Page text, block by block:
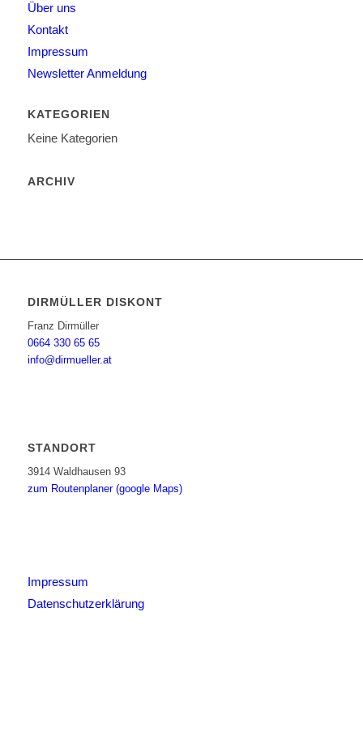
Über uns
Kontakt
Impressum
Newsletter Anmeldung
KATEGORIEN
Keine Kategorien
ARCHIV
DIRMÜLLER DISKONT
Franz Dirmüller
0664 330 65 65
info@dirmueller.at
STANDORT
3914 Waldhausen 93
zum Routenplaner (google Maps)
Impressum
Datenschutzerklärung